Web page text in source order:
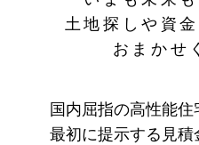
土地探しや資
おまかせ
国内屈指の高性能住
最初に提示する見積